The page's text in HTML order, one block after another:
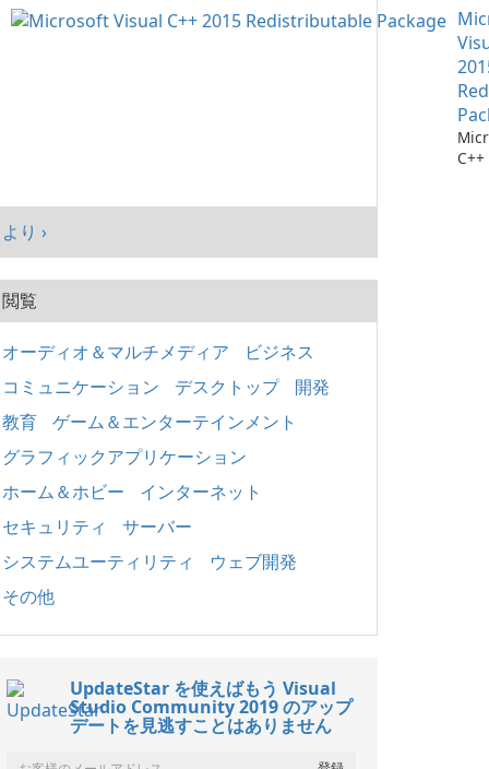
より ›
閲覧
オーディオ＆マルチメディア
ビジネス
コミュニケーション
デスクトップ
開発
教育
ゲーム＆エンターテインメント
グラフィックアプリケーション
ホーム＆ホビー
インターネット
セキュリティ
サーバー
システムユーティリティ
ウェブ開発
その他
UpdateStar を使えばもう Visual
Studio Community 2019 のアップ
デートを見逃すことはありません